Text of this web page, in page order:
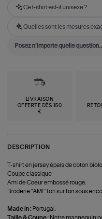
Ce t-shirt est-il unisexe ?
Quelles sont les mesures
LIVRAISON
OFFERTE DÈS 150
€
DESCRIPTION
T-shirt en jersey épais de coton
Coupe classique
Ami de Coeur embossé rouge.
Broderie "AMI" ton sur ton sous
Made in : Portugal.
Taille & Coupe : Notre mannequin